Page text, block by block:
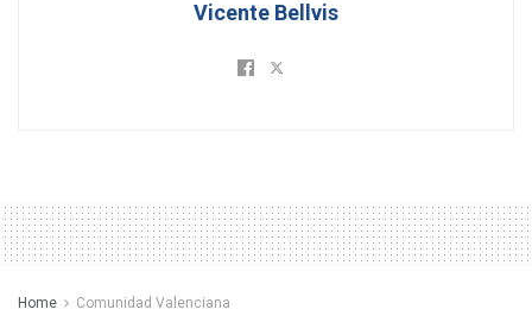
Vicente Bellvis
Home Comunidad Valenciana